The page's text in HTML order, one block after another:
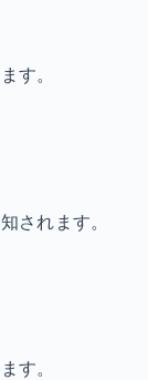
す。
されます。
す。